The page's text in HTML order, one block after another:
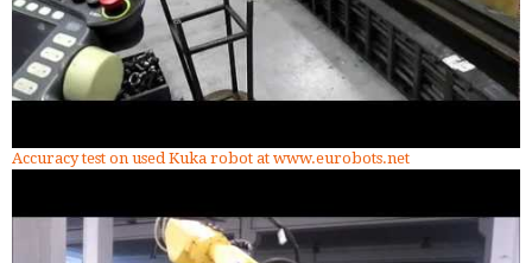
Accuracy test on used Kuka robot at www.eurobots.net